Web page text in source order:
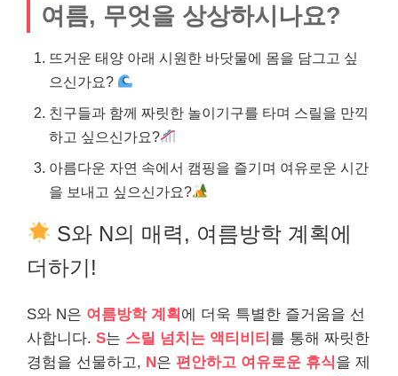
여름, 무엇을 상상하시나요?
뜨거운 태양 아래 시원한 바닷물에 몸을 담그고 싶
으신가요?
친구들과 함께 짜릿한 놀이기구를 타며 스릴을 만끽
하고 싶으신가요?
아름다운 자연 속에서 캠핑을 즐기며 여유로운 시간
을 보내고 싶으신가요?
S와 N의 매력, 여름방학 계획에
더하기!
S와 N은 여름방학 계획 에 더욱 특별한 즐거움을 선
사합니다. S는 스릴 넘치는 액티비티 를 통해 짜릿한
경험을 선물하고, N은 편안하고 여유로운 휴식을 제